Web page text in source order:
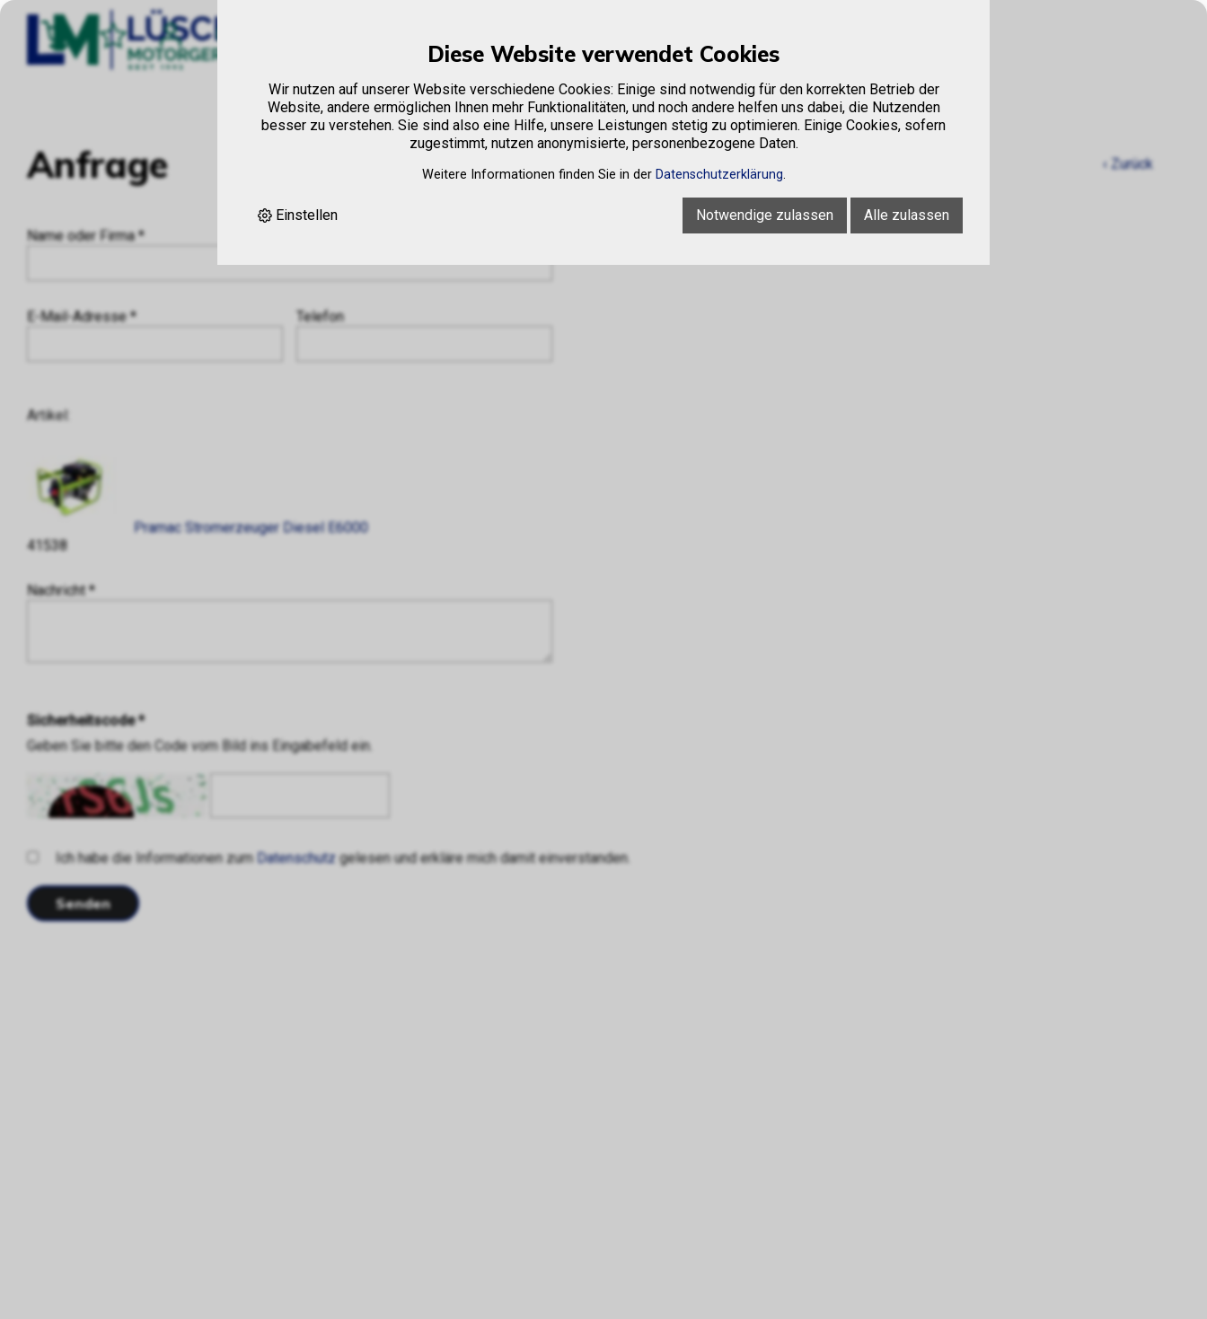
Home Firma Sortiment Occasionen Vermietung Kontakt Tipps
‹ Zurück
Anfrage
Name oder Firma *
E-Mail-Adresse * Telefon
Artikel:
Pramac Stromerzeuger Diesel E6000
41538
Nachricht *
Sicherheitscode *
Geben Sie bitte den Code vom Bild ins Eingabefeld ein.
Ich habe die Informationen zum Datenschutzgelesen und erkläre mich damit einverstanden.
Diese Website verwendet Cookies
Wir nutzen auf unserer Website verschiedene Cookies: Einige sind notwendig für den korrekten Betrieb der
Website, andere ermöglichen Ihnen mehr Funktionalitäten, und noch andere helfen uns dabei, die Nutzenden
besser zu verstehen. Sie sind also eine Hilfe, unsere Leistungen stetig zu optimieren. Einige Cookies, sofern
zugestimmt, nutzen anonymisierte, personenbezogene Daten.
Weitere Informationen finden Sie in der Datenschutzerklärung.
Einstellen Notwendige zulassen Alle zulassen